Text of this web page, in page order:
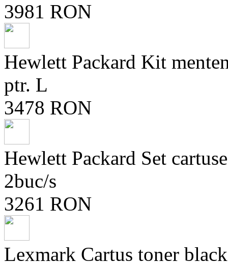
3981 RON
Hewlett Packard Kit
ptr. L
3478 RON
Hewlett Packard Set
2buc/s
3261 RON
Lexmark Cartus toner